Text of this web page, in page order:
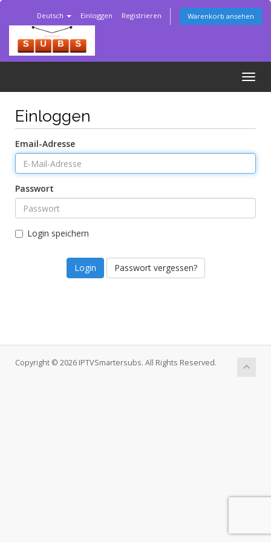
Deutsch Einloggen Registrieren Warenkorb ansehen
Einloggen
Email-Adresse
Passwort
Login speichern
Passwort vergessen?
Copyright © 2026 IPTVSmartersubs. All Rights Reserved.